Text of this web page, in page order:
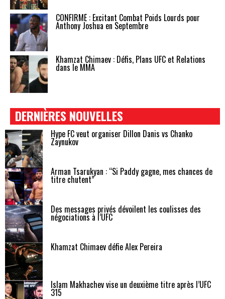
CONFIRMÉ : Excitant Combat Poids Lourds pour
Anthony Joshua en Septembre
Khamzat Chimaev : Défis, Plans UFC et Relations
dans le MMA
DERNIÈRES NOUVELLES
Hype FC veut organiser Dillon Danis vs Chanko
Zaynukov
Arman Tsarukyan : “Si Paddy gagne, mes chances de
titre chutent”
Des messages privés dévoilent les coulisses des
négociations à l’UFC
Khamzat Chimaev défie Alex Pereira
Islam Makhachev vise un deuxième titre après l’UFC
315